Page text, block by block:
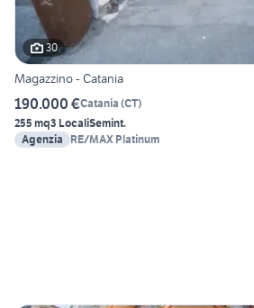
30
Magazzino - Catania
190.000 €Catania (CT)
255 mq3 LocaliSemint.
Agenzia
RE/MAX Platinum